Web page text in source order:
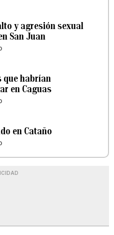
y agresión sexual
San Juan
que habrían
en Caguas
en Cataño